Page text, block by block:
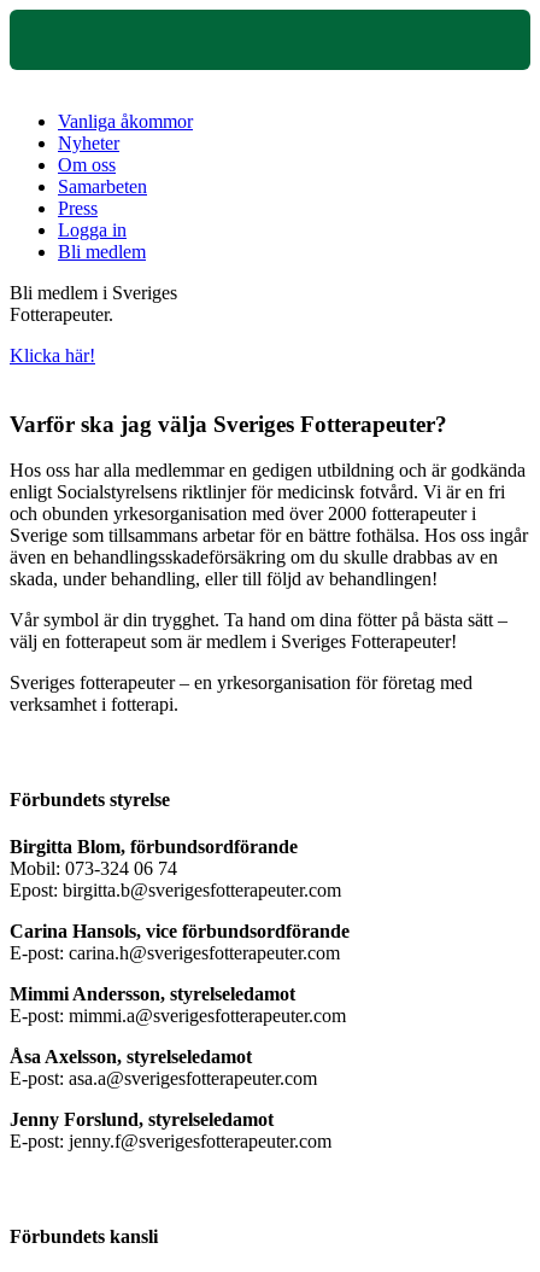
Vanliga åkommor
Nyheter
Om oss
Samarbeten
Press
Logga in
Bli medlem
Bli medlem i Sveriges
Fotterapeuter.
Klicka här!
Varför ska jag välja Sveriges Fotterapeuter?
Hos oss har alla medlemmar en gedigen utbildning och är godkända
enligt Socialstyrelsens riktlinjer för medicinsk fotvård. Vi är en fri
och obunden yrkesorganisation med över 2000 fotterapeuter i
Sverige som tillsammans arbetar för en bättre fothälsa. Hos oss ingår
även en behandlingsskadeförsäkring om du skulle drabbas av en
skada, under behandling, eller till följd av behandlingen!
Vår symbol är din trygghet. Ta hand om dina fötter på bästa sätt –
välj en fotterapeut som är medlem i Sveriges Fotterapeuter!
Sveriges fotterapeuter – en yrkesorganisation för företag med
verksamhet i fotterapi.
Förbundets styrelse
Birgitta Blom, förbundsordförande
Mobil: 073-324 06 74
Epost: birgitta.b@sverigesfotterapeuter.com
Carina Hansols, vice förbundsordförande
E-post: carina.h@sverigesfotterapeuter.com
Mimmi Andersson, styrelseledamot
E-post: mimmi.a@sverigesfotterapeuter.com
Åsa Axelsson, styrelseledamot
E-post: asa.a@sverigesfotterapeuter.com
Jenny Forslund, styrelseledamot
E-post: jenny.f@sverigesfotterapeuter.com
Förbundets kansli